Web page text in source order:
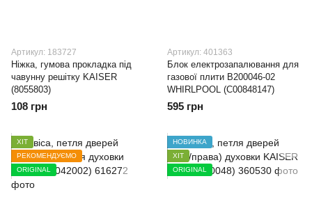
Артикул: 183727
Ніжка, гумова прокладка під
чавунну решітку KAISER
(8055803)
108 грн
Артикул: 401363
Блок електрозапалювання для
газової плити B200046-02
WHIRLPOOL (C00848147)
595 грн
ХІТ
РЕКОМЕНДУЄМО
ORIGINAL
НОВИНКА
ХІТ
ORIGINAL